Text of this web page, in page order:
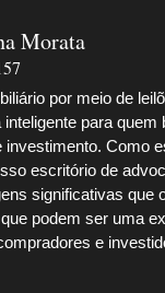
Morata
por meio de
para quem
investimento. Como
escritório de
significativas que
podem ser uma
e